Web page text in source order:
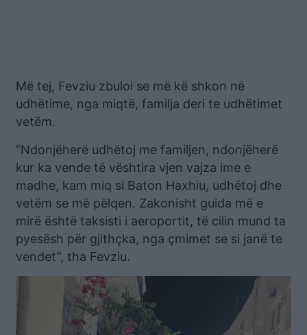
Më tej, Fevziu zbuloi se më kë shkon në
udhëtime, nga miqtë, familja deri te udhëtimet
vetëm.
“Ndonjëherë udhëtoj me familjen, ndonjëherë
kur ka vende të vështira vjen vajza ime e
madhe, kam miq si Baton Haxhiu, udhëtoj dhe
vetëm se më pëlqen. Zakonisht guida më e
mirë është taksisti i aeroportit, të cilin mund ta
pyesësh për gjithçka, nga çmimet se si janë te
vendet”, tha Fevziu.